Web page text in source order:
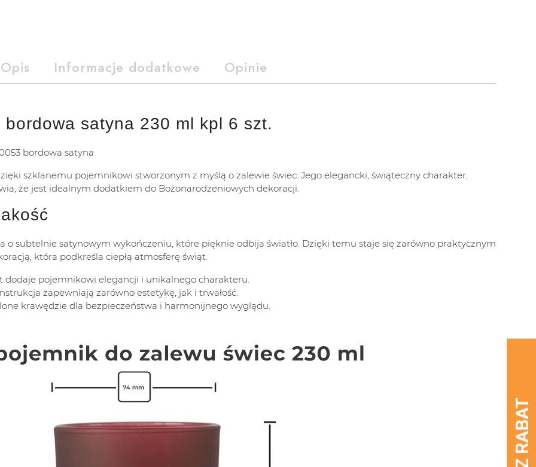
Opis Informacje dodatkowe Opinie
satyna 230 ml kpl 6 szt.
bordowa satyna
szklanemu pojemnikowi stworzonym z myślą o zalewie świec. Jego elegancki, świąteczny charakter,
że jest idealnym dodatkiem do Bożonarodzeniowych dekoracji.
o subtelnie satynowym wykończeniu, które pięknie odbija światło. Dzięki temu staje się zarówno praktycznym
która podkreśla ciepłą atmosferę świąt.
dodaje pojemnikowi elegancji i unikalnego charakteru.
zapewniają zarówno estetykę, jak i trwałość.
krawędzie dla bezpieczeństwa i harmonijnego wyglądu.